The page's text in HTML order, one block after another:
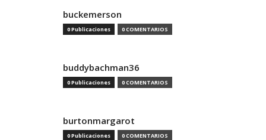
buckemerson
0 Publicaciones 0 COMENTARIOS
buddybachman36
0 Publicaciones 0 COMENTARIOS
burtonmargarot
0 Publicaciones 0 COMENTARIOS